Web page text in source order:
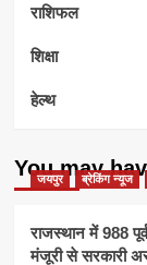
राशिफल
शिक्षा
हेल्थ
You may
जयपुर ब्रेकिंग न्यूज
राजस्थान में 988 पूर्व
मंजूरी से सरकारी